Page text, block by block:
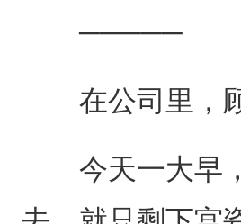
─────
在公司里，顾
今天一大早，